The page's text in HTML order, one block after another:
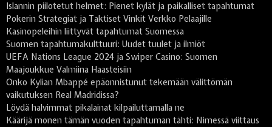
Islannin piilotetut helmet: Pienet kylät ja paikalliset tapahtumat
Pokerin Strategiat ja Taktiset Vinkit Verkko Pelaajille
Kasinopeleihin liittyvät tapahtumat Suomessa
Suomen tapahtumakulttuuri: Uudet tuulet ja ilmiöt
UEFA Nations League 2024 ja Swiper Casino: Suomen
Maajoukkue Valmiina Haasteisiin
Onko Kylian Mbappé epäonnistunut tekemään välittömän
vaikutuksen Real Madridissa?
Löydä halvimmat pikalainat kilpailuttamalla ne
Käärijä monen tämän vuoden tapahtuman tähti: Nimessä viittaus